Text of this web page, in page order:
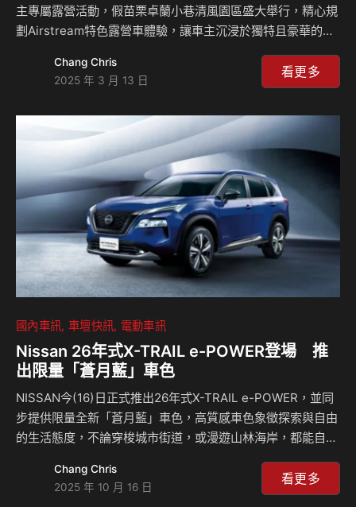
主專屬露營活動，假苗栗卓蘭小巷清風園區盛大舉行，精心規
劃Airstream特色露營車體驗，讓車主沉浸於獨特且豪華的露
應公益，透過精選伴手禮傳遞愛心，共同善盡企業社會責任。
此外，本次活動中特別安排展出全新INFINITI QX80車款，讓
TAIWAN將持續為車主帶來創新體驗，探索駕馭與生活的無限
可能。 車主專屬體驗 感受INFINITI品牌非凡魅力 INFINITI落
實獨…
Chang Chris
2025 年 3 月 13 日
看更多
國內車訊 車壇快訊 電動車訊
Nissan 26年式X-TRAIL e-POWER登場 推
出限量「蒼月藍」車色
NISSAN今(16)日正式推出26年式X-TRAIL e-POWER，並同
步提供限量全新「蒼月藍」車色，高質感車色象徵探索與自由
的生活態度，不論穿梭城市街道，或漫遊山林海岸，都能自在
購買X-TRAIL e-POWER可享有「價禮嗨 這次換NISSAN」限
時購車優惠，包含超值價25年式129.8萬元起，26年式134.8
Chang Chris
2025 年 10 月 16 日
看更多